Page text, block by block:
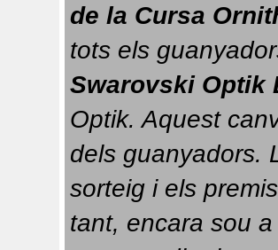
de la Cursa
tots els
Swarovski Optik
Optik. Aquest
dels guanyadors.
sorteig i els
tant, encara sou